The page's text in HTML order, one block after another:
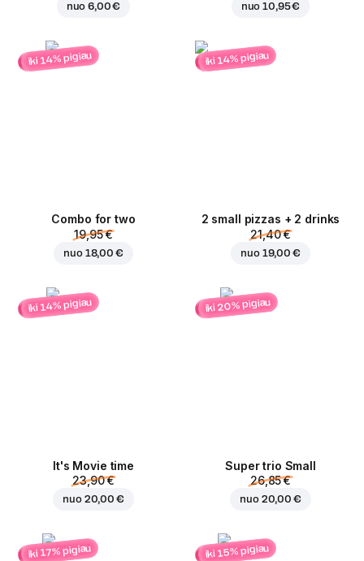
nuo6,00 € nuo10,95 €
iki 14% pigiau
Combo for two
19,95 €
nuo 18,00 €
iki 14% pigiau
2 small pizzas + 2 drinks
21,40 €
nuo 19,00 €
iki 14% pigiau
It's Movie time
23,90 €
nuo 20,00 €
iki 20% pigiau
Super trio Small
26,85 €
nuo 20,00 €
iki 17% pigiau iki 15% pigiau